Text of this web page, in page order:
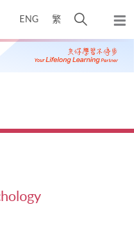
ENG 繁
开
搜
寻
弹
出
主